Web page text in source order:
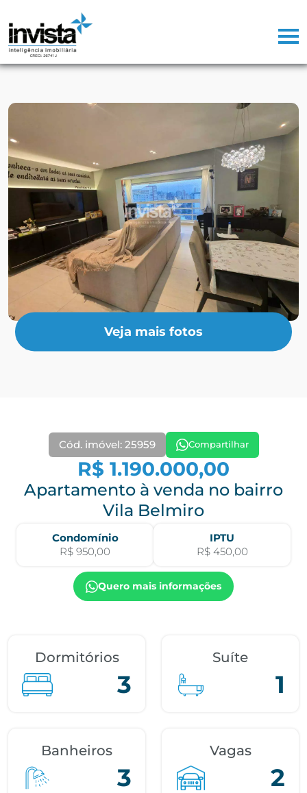
Veja mais fotos
Cód. imóvel: 25959 Compartilhar
R$ 1.190.000,00
Apartamento à venda no bairro
Vila Belmiro
Condomínio
R$ 950,00
IPTU
R$ 450,00
Quero mais informações
Dormitórios
3
Suíte
1
Banheiros
3
Vagas
2